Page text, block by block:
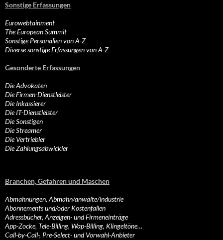
Sonstige Erfassungen
Eurowebtainment
The European Summit
Sonstige Personalien von A-Z
Diverse sonstige Erfassungen von A-Z
Gesonderte Erfassungen
Die Advokaten
Die Firmen-Dienstleister
Die Inkassierer
Die IT-Dienstleister
Die Sonstigen
Die Streamer
Die Vertriebler
Die Zahlungsabwickler
Branchen, Gefahren und Maschen
Abmahnungen, Abmahn/anwälte/industrie
Abonnements und/oder Kostenfallen
Adressbücher, Anzeigen- und Firmeneinträge
App-Zocke, Tele-Billing, Wap-Billing, Klingeltöne…
Call-by-Call-, Pre-Select- und Vorwahl-Anbieter